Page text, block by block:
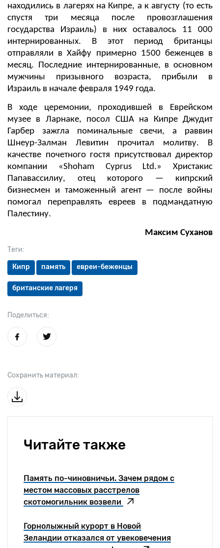
Теги:
Кипр память евреи-беженцы
британские лагеря
Поделиться:
Сохранить материал:
находились в лагерях на Кипре, а к августу (то есть
спустя три месяца после провозглашения
государства Израиль) в них оставалось 11 000
интернированных. В этот период британцы
отправляли в Хайфу примерно 1500 беженцев в
месяц. Последние интернированные, в основном
мужчины призывного возраста, прибыли в
Израиль в начале февраля 1949 года.
В ходе церемонии, проходившей в Еврейском
музее в Ларнаке, посол США на Кипре Джудит
Гарбер зажгла поминальные свечи, а раввин
Шнеур-Залман Левитин прочитал молитву. В
качестве почетного гостя присутствовал директор
компании «Shoham Cyprus Ltd.» Христакис
Папавассилиу, отец которого — кипрский
бизнесмен и таможенный агент — после войны
помогал переправлять евреев в подмандатную
Палестину.
Максим Суханов
Читайте также
Память по-чиновничьи. Зачем рядом с
местом массовых расстрелов
скотомогильник возвели
Горнолыжный курорт в Новой
Зеландии отказался от увековечения